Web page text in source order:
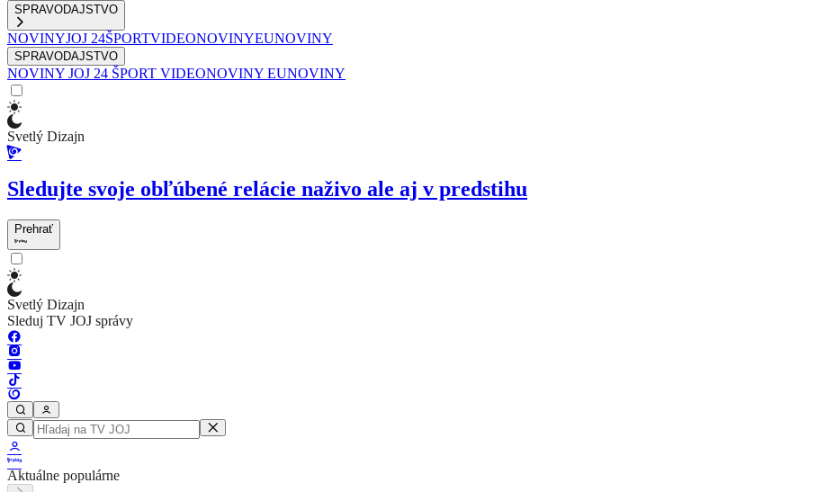
SPRAVODAJSTVO
NOVINYJOJ 24ŠPORTVIDEONOVINYEUNOVINY
SPRAVODAJSTVO
NOVINY JOJ 24 ŠPORT VIDEONOVINY EUNOVINY
Svetlý Dizajn
Sledujte svoje obľúbené relácie naživo ale aj v predstihu
Prehrať
Svetlý Dizajn
Sleduj TV JOJ správy
Aktuálne populárne